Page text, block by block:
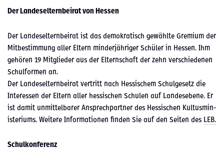
Der Lan­desel­tern­beirat von Hes­sen
Der Lan­desel­tern­beirat ist das demokratisch gewählte Gremi­um der
Mitbes­tim­mung aller Eltern min­der­jähriger Schüler in Hes­sen. Ihm
gehören 19 Mit­glieder aus der Eltern­schaft der zehn ver­schiede­nen
Schul­for­men an.
Der Lan­desel­tern­beirat ver­tritt nach Hes­sis­chem Schulge­setz die
Inter­essen der Eltern aller hes­sis­chen Schulen auf Lan­desebene. Er
ist damit unmit­tel­bar­er Ansprech­part­ner des Hes­sis­chen Kul­tus­min­
is­teri­ums. Weit­ere Infor­ma­tio­nen find­en Sie auf den Seit­en des LEB.
Schulkon­ferenz